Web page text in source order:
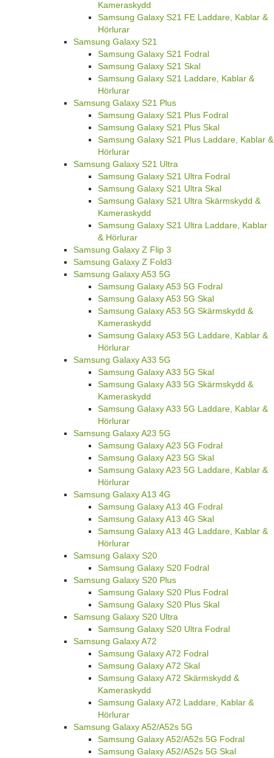
Kameraskydd
Samsung Galaxy S21 FE Laddare, Kablar &
Hörlurar
Samsung Galaxy S21
Samsung Galaxy S21 Fodral
Samsung Galaxy S21 Skal
Samsung Galaxy S21 Laddare, Kablar &
Hörlurar
Samsung Galaxy S21 Plus
Samsung Galaxy S21 Plus Fodral
Samsung Galaxy S21 Plus Skal
Samsung Galaxy S21 Plus Laddare, Kablar &
Hörlurar
Samsung Galaxy S21 Ultra
Samsung Galaxy S21 Ultra Fodral
Samsung Galaxy S21 Ultra Skal
Samsung Galaxy S21 Ultra Skärmskydd &
Kameraskydd
Samsung Galaxy S21 Ultra Laddare, Kablar
& Hörlurar
Samsung Galaxy Z Flip 3
Samsung Galaxy Z Fold3
Samsung Galaxy A53 5G
Samsung Galaxy A53 5G Fodral
Samsung Galaxy A53 5G Skal
Samsung Galaxy A53 5G Skärmskydd &
Kameraskydd
Samsung Galaxy A53 5G Laddare, Kablar &
Hörlurar
Samsung Galaxy A33 5G
Samsung Galaxy A33 5G Skal
Samsung Galaxy A33 5G Skärmskydd &
Kameraskydd
Samsung Galaxy A33 5G Laddare, Kablar &
Hörlurar
Samsung Galaxy A23 5G
Samsung Galaxy A23 5G Fodral
Samsung Galaxy A23 5G Skal
Samsung Galaxy A23 5G Laddare, Kablar &
Hörlurar
Samsung Galaxy A13 4G
Samsung Galaxy A13 4G Fodral
Samsung Galaxy A13 4G Skal
Samsung Galaxy A13 4G Laddare, Kablar &
Hörlurar
Samsung Galaxy S20
Samsung Galaxy S20 Fodral
Samsung Galaxy S20 Plus
Samsung Galaxy S20 Plus Fodral
Samsung Galaxy S20 Plus Skal
Samsung Galaxy S20 Ultra
Samsung Galaxy S20 Ultra Fodral
Samsung Galaxy A72
Samsung Galaxy A72 Fodral
Samsung Galaxy A72 Skal
Samsung Galaxy A72 Skärmskydd &
Kameraskydd
Samsung Galaxy A72 Laddare, Kablar &
Hörlurar
Samsung Galaxy A52/A52s 5G
Samsung Galaxy A52/A52s 5G Fodral
Samsung Galaxy A52/A52s 5G Skal